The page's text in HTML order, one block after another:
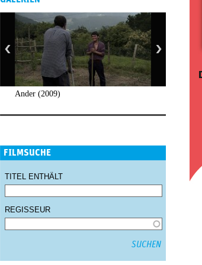
Ander (2009)
FILMSUCHE
TITEL ENTHÄLT
REGISSEUR